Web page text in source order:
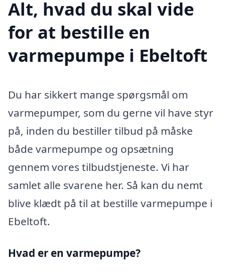
Alt, hvad du skal vide
for at bestille en
varmepumpe i Ebeltoft
Du har sikkert mange spørgsmål om
varmepumper, som du gerne vil have styr
på, inden du bestiller tilbud på måske
både varmepumpe og opsætning
gennem vores tilbudstjeneste. Vi har
samlet alle svarene her. Så kan du nemt
blive klædt på til at bestille varmepumpe i
Ebeltoft.
Hvad er en varmepumpe?